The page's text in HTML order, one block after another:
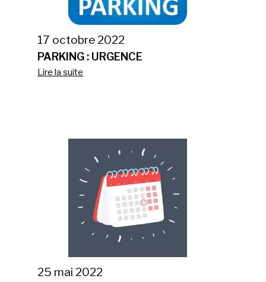
17 octobre 2022
PARKING : URGENCE
Lire la suite
25 mai 2022